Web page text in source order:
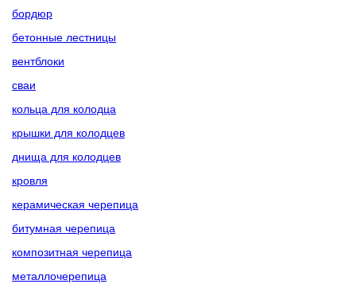
бордюр
бетонные лестницы
вентблоки
сваи
кольца для колодца
крышки для колодцев
днища для колодцев
кровля
керамическая черепица
битумная черепица
композитная черепица
металлочерепица